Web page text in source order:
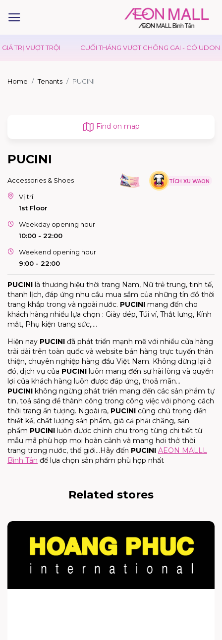
TRỊ VƯỢT TRỘI CUỐI THÁNG VƯỢT CHÔNG GAI - CÓ UDON
Home Tenants PUCINI
Find on map
PUCINI
Accessories & Shoes TÍCH XU WAON
Vị trí
1st Floor
Weekday opening hour
10:00 - 22:00
Weekend opening hour
9:00 - 22:00
PUCINI là thương hiệu thời trang Nam, Nữ trẻ trung, tinh tế,
thanh lịch, đáp ứng nhu cầu mua sắm của những tín đồ thời
trang khắp trong và ngoài nước. PUCINI mang đến cho
khách hàng nhiều lựa chọn : Giày dép, Túi ví, Thắt lưng, Kính
mắt, Phụ kiện trang sức,….
Hiện nay PUCINI đã phát triển mạnh mẽ với nhiều cửa hàng
trải dài trên toàn quốc và website bán hàng trực tuyến thân
thiện, chuyên nghiệp hàng đầu Việt Nam. Không dừng lại ở
đó, dịch vụ của PUCINI luôn mang đến sự hài lòng và quyền
lợi của khách hàng luôn được đáp ứng, thoả mãn…
PUCINI không ngừng phát triển mang đến các sản phẩm tự
tin, toả sáng để thành công trong công việc với phong cách
thời trang ấn tượng. Ngoài ra, PUCINI cũng chú trọng đến
thiết kế, chất lượng sản phẩm, giá cả phải chăng, sản
phẩm PUCINI luôn được chỉnh chu trong từng chi tiết từ
mẫu mã phù hợp mọi hoàn cảnh và mang hơi thở thời
trang trong nước, thế giới…Hãy đến PUCINI AEON MALLL
Bình Tân để lựa chọn sản phẩm phù hợp nhất
Related stores